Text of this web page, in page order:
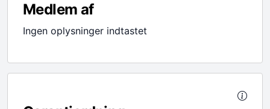
Medlem af
Ingen oplysninger indtastet